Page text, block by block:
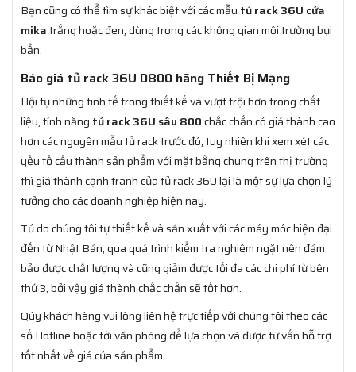
Bạn cũng có thể tìm sự khác biệt với các mẫu tủ rack 36U cửa
mikatrắng hoặc đen, dùng trong các không gian môi trường bụi
bẩn.
Báo giá tủ rack 36U D800 hãng Thiết Bị Mạng
Hội tụ những tinh tế trong thiết kế và vượt trội hơn trong chất
liệu, tính năng tủ rack 36U sâu 800chắc chắn có giá thành cao
hơn các nguyên mẫu tủ rack trước đó, tuy nhiên khi xem xét các
yếu tố cấu thành sản phẩm với mặt bằng chung trên thị trường
thì giá thành cạnh tranh của tủ rack 36U lại là một sự lựa chọn lý
tưởng cho các doanh nghiệp hiện nay.
Tủ do chúng tôi tự thiết kế và sản xuất với các máy móc hiện đại
đến từ Nhật Bản, qua quá trình kiểm tra nghiêm ngặt nên đảm
bảo được chất lượng và cũng giảm được tối đa các chi phí từ bên
thứ 3, bởi vậy giá thành chắc chắn sẽ tốt hơn.
Qúy khách hàng vui lòng liên hệ trực tiếp với chúng tôi theo các
số Hotline hoặc tới văn phòng để lựa chọn và được tư vấn hỗ trợ
tốt nhất về giá của sản phẩm.